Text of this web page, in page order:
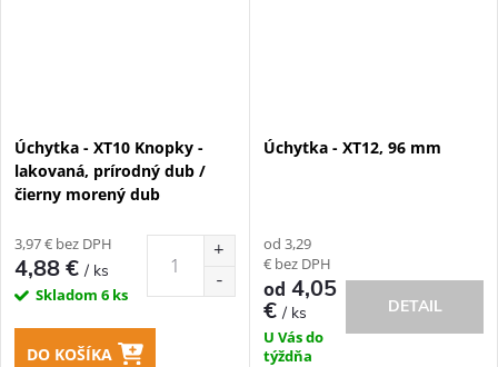
Úchytka - XT10 Knopky -
lakovaná, prírodný dub /
čierny morený dub
3,97 € bez DPH
4,88 €/ ks
Skladom 6 ks
DO KOŠÍKA
Úchytka - XT12, 96 mm
od 3,29
€ bez DPH
od 4,05
€/ ks
U Vás do
týždňa
DETAIL